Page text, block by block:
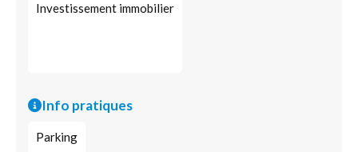
Investissement immobilier
Info pratiques
Parking